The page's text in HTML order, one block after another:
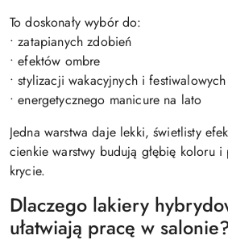
To doskonały wybór do:
• zatapianych zdobień
• efektów ombre
• stylizacji wakacyjnych i festiwalowych
• energetycznego manicure na lato
Jedna warstwa daje lekki, świetlisty
cienkie warstwy budują głębię koloru i
krycie.
Dlaczego lakiery
ułatwiają pracę w